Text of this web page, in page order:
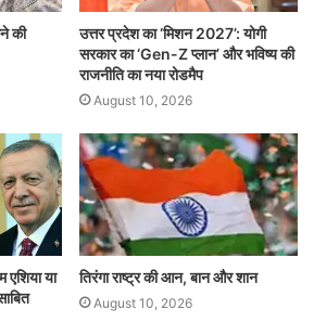
की
उत्तर प्रदेश का ‘मिशन 2027’: योगी
सरकार का ‘Gen-Z प्लान’ और भविष्य की
राजनीति का नया रोडमैप
August 10, 2026
एशिया या
तिरंगा राष्ट्र की आन, बान और शान
August 10, 2026